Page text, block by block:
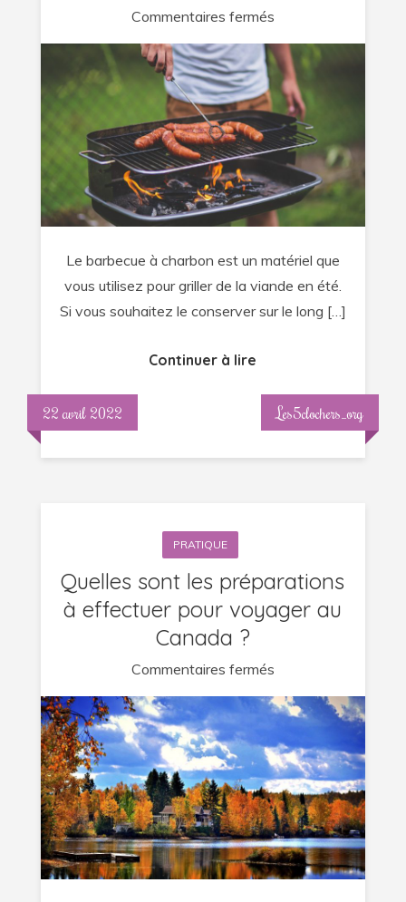
Commentaires ferméssur
Comment
entretenir
son
barbecue
à
charbon
pendant
les
?
Le barbecue à charbon est un matériel que
vous utilisez pour griller de la viande en été.
Si vous souhaitez le conserver sur le long […]
Continuer à lire
22 avril 2022 Les5clochers_org
PRATIQUE
Quelles sont les préparations
à effectuer pour voyager au
Canada ?
Commentaires ferméssur
Quelles
sont
les
préparations
à
effectuer
pour
voyager